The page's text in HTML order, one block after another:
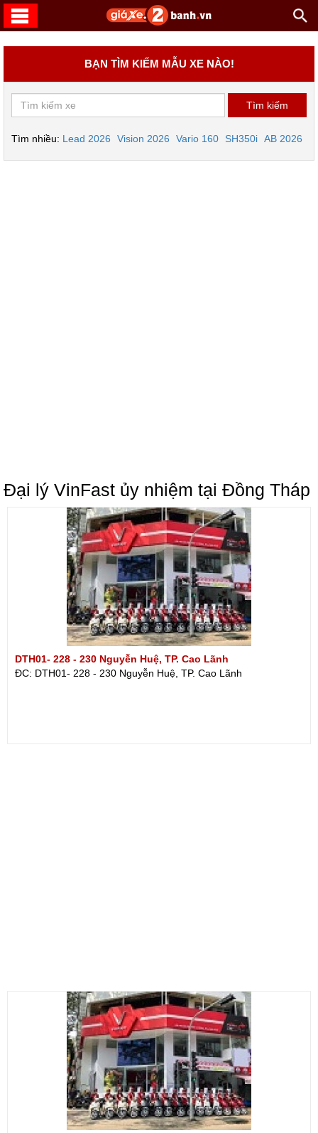
BẠN TÌM KIẾM MẪU XE NÀO!
Tìm nhiều: Lead 2026 Vision 2026 Vario 160 SH350i AB 2026
Đại lý VinFast ủy nhiệm tại Đồng Tháp
DTH01- 228 - 230 Nguyễn Huệ, TP. Cao Lãnh
ĐC: DTH01- 228 - 230 Nguyễn Huệ, TP. Cao Lãnh